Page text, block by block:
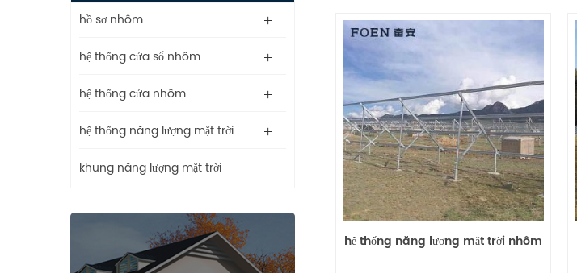
hồ sơ nhôm
hệ thống cửa sổ nhôm
hệ thống cửa nhôm
hệ thống năng lượng mặt trời
khung năng lượng mặt trời
hệ thống năng lượng mặt trời nhôm